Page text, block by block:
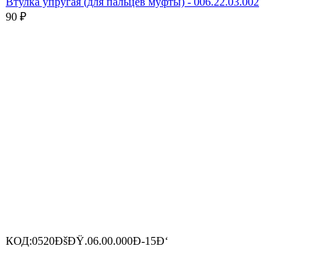
90 ₽
КОД:0520ÐšÐŸ.06.00.000Ð-15Ð‘